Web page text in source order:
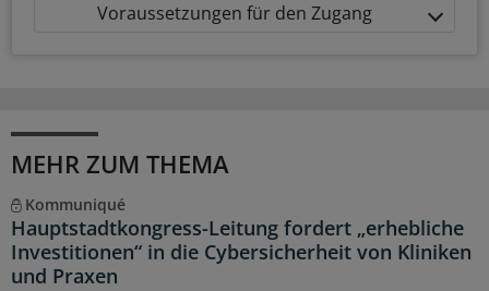
Voraussetzungen für den Zugang
MEHR ZUM THEMA
Kommuniqué
Hauptstadtkongress-Leitung fordert „erhebliche
Investitionen“ in die Cybersicherheit von Kliniken
und Praxen